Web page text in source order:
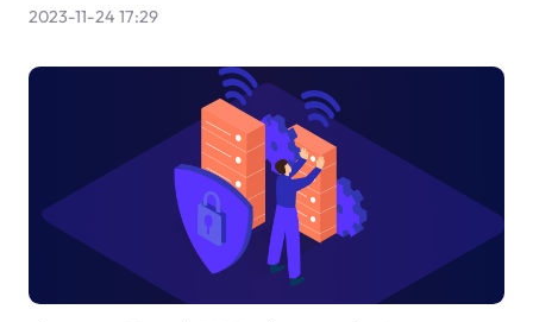
2023-11-24 17:29